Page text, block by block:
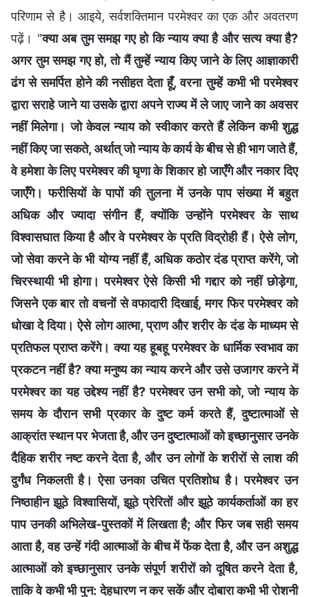
परिणाम से है। आइये, सर्वशक्तिमान परमेश्वर का एक और अवतरण
पढ़ें। "क्या अब तुम समझ गए हो कि न्याय क्या है और सत्य क्या है?
अगर तुम समझ गए हो, तो मैं तुम्हें न्याय किए जाने के लिए आज्ञाकारी
ढंग से समर्पित होने की नसीहत देता हूँ, वरना तुम्हें कभी भी परमेश्वर
द्वारा सराहे जाने या उसके द्वारा अपने राज्य में ले जाए जाने का अवसर
नहीं मिलेगा। जो केवल न्याय को स्वीकार करते हैं लेकिन कभी शुद्ध
नहीं किए जा सकते, अर्थात् जो न्याय के कार्य के बीच से ही भाग जाते हैं,
वे हमेशा के लिए परमेश्वर की घृणा के शिकार हो जाएँगे और नकार दिए
जाएँगे। फरीसियों के पापों की तुलना में उनके पाप संख्या में बहुत
अधिक और ज्यादा संगीन हैं, क्योंकि उन्होंने परमेश्वर के साथ
विश्वासघात किया है और वे परमेश्वर के प्रति विद्रोही हैं। ऐसे लोग,
जो सेवा करने के भी योग्य नहीं हैं, अधिक कठोर दंड प्राप्त करेंगे, जो
चिरस्थायी भी होगा। परमेश्वर ऐसे किसी भी गद्दार को नहीं छोड़ेगा,
जिसने एक बार तो वचनों से वफादारी दिखाई, मगर फिर परमेश्वर को
धोखा दे दिया। ऐसे लोग आत्मा, प्राण और शरीर के दंड के माध्यम से
प्रतिफल प्राप्त करेंगे। क्या यह हूबहू परमेश्वर के धार्मिक स्वभाव का
प्रकटन नहीं है? क्या मनुष्य का न्याय करने और उसे उजागर करने में
परमेश्वर का यह उद्देश्य नहीं है? परमेश्वर उन सभी को, जो न्याय के
समय के दौरान सभी प्रकार के दुष्ट कर्म करते हैं, दुष्टात्माओं से
आक्रांत स्थान पर भेजता है, और उन दुष्टात्माओं को इच्छानुसार उनके
दैहिक शरीर नष्ट करने देता है, और उन लोगों के शरीरों से लाश की
दुर्गंध निकलती है। ऐसा उनका उचित प्रतिशोध है। परमेश्वर उन
निष्ठाहीन झूठे विश्वासियों, झूठे प्रेरितों और झूठे कार्यकर्ताओं का हर
पाप उनकी अभिलेख-पुस्तकों में लिखता है; और फिर जब सही समय
आता है, वह उन्हें गंदी आत्माओं के बीच में फेंक देता है, और उन अशुद्ध
आत्माओं को इच्छानुसार उनके संपूर्ण शरीरों को दूषित करने देता है,
ताकि वे कभी भी पुन: देहधारण न कर सकें और दोबारा कभी भी रोशनी